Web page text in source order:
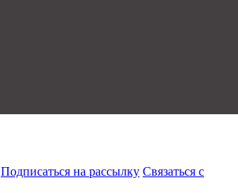
Подписаться на рассылку Связаться с